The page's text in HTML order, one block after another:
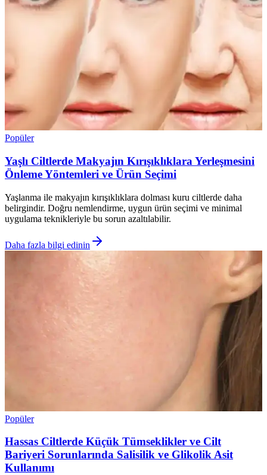
Popüler
Yaşlı Ciltlerde Makyajın Kırışıklıklara Yerleşmesini
Önleme Yöntemleri ve Ürün Seçimi
Yaşlanma ile makyajın kırışıklıklara dolması kuru ciltlerde daha
belirgindir. Doğru nemlendirme, uygun ürün seçimi ve minimal
uygulama teknikleriyle bu sorun azaltılabilir.
Daha fazla bilgi edinin
Popüler
Hassas Ciltlerde Küçük Tümseklikler ve Cilt
Bariyeri Sorunlarında Salisilik ve Glikolik Asit
Kullanımı